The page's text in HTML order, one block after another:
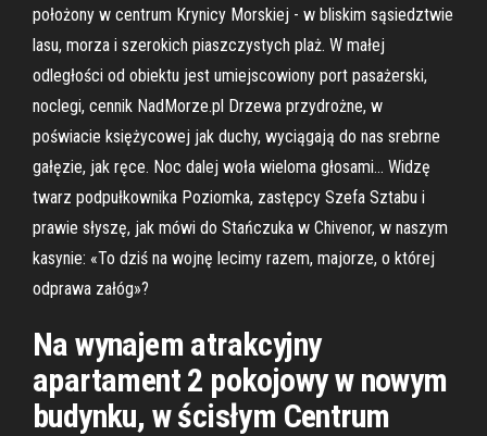
położony w centrum Krynicy Morskiej - w bliskim sąsiedztwie
lasu, morza i szerokich piaszczystych plaż. W małej
odległości od obiektu jest umiejscowiony port pasażerski,
noclegi, cennik NadMorze.pl Drzewa przydrożne, w
poświacie księżycowej jak duchy, wyciągają do nas srebrne
gałęzie, jak ręce. Noc dalej woła wieloma głosami… Widzę
twarz podpułkownika Poziomka, zastępcy Szefa Sztabu i
prawie słyszę, jak mówi do Stańczuka w Chivenor, w naszym
kasynie: «To dziś na wojnę lecimy razem, majorze, o której
odprawa załóg»?
Na wynajem atrakcyjny
apartament 2 pokojowy w nowym
budynku, w ścisłym Centrum